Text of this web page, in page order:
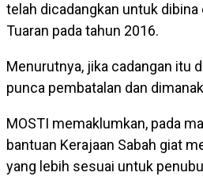
telah dicadangkan untuk dibina
Tuaran pada tahun 2016.
Menurutnya, jika cadangan itu
punca pembatalan dan
MOSTI memaklumkan, pada
bantuan Kerajaan Sabah giat
yang lebih sesuai untuk